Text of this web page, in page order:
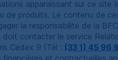
apparaissant sur ce
de produits. Le contenu de
la responsabilité de la
doit contacter le service
Cedex 9 (Tél : (33 1) 45 96
et contractuelles